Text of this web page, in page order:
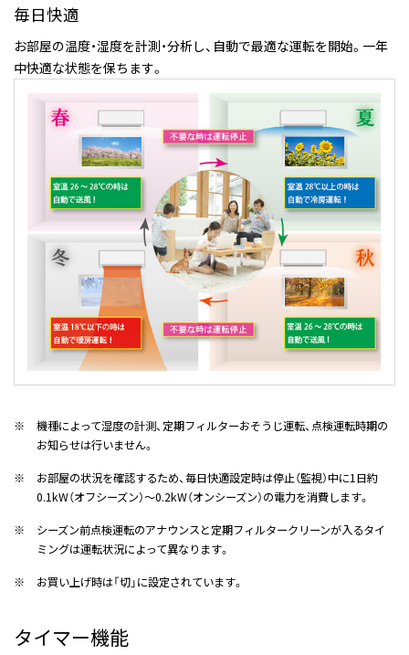
毎日快適
お部屋の温度・湿度を計測・分析し、自動で最適な運転を開始。一年
中快適な状態を保ちます。
※
機種によって湿度の計測、定期フィルターおそうじ運転、点検運転時期の
お知らせは行いません。
※
お部屋の状況を確認するため、毎日快適設定時は停止（監視）中に1日約
0.1kW（オフシーズン）～0.2kW（オンシーズン）の電力を消費します。
※
シーズン前点検運転のアナウンスと定期フィルタークリーンが入るタイ
ミングは運転状況によって異なります。
※
お買い上げ時は「切」に設定されています。
タイマー機能